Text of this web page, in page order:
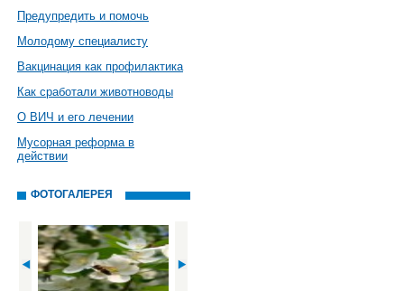
Предупредить и помочь
Молодому специалисту
Вакцинация как профилактика
Как сработали животноводы
О ВИЧ и его лечении
Мусорная реформа в
действии
ФОТОГАЛЕРЕЯ